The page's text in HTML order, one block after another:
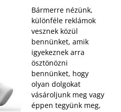
Bármerre nézünk,
különféle reklámok
vesznek közül
bennünket, amik
igyekeznek arra
ösztönözni
bennünket, hogy
olyan dolgokat
vásároljunk meg vagy
éppen tegyünk meg,